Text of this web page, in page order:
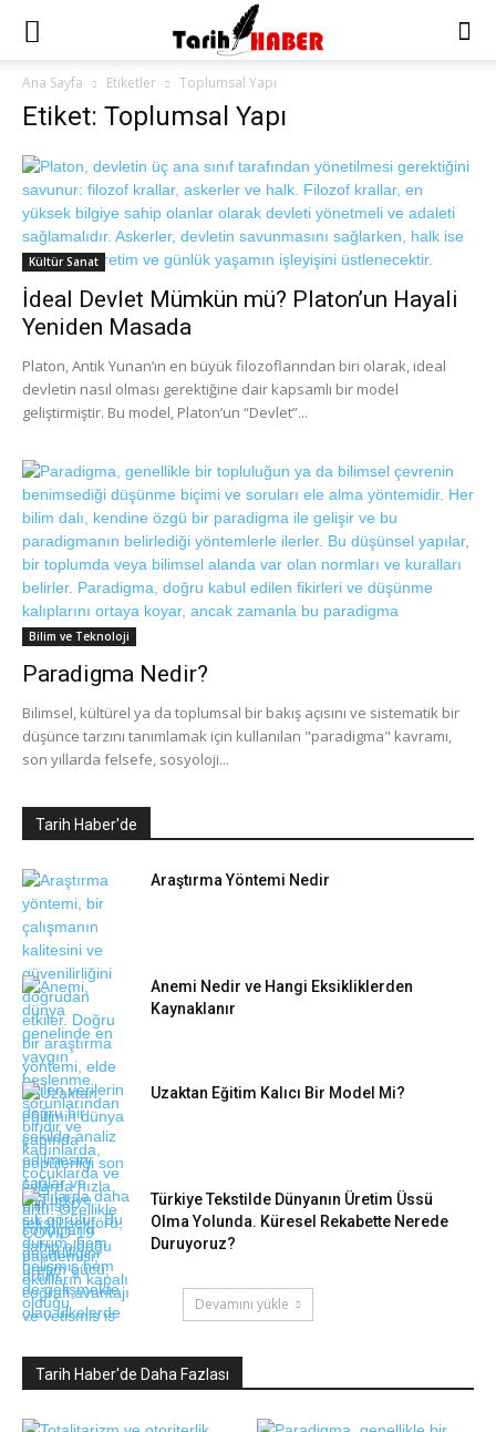
Ana Sayfa Etiketler Toplumsal Yapı
Etiket: Toplumsal Yapı
Kültür Sanat
İdeal Devlet Mümkün mü? Platon’un Hayali
Yeniden Masada
Platon, Antik Yunan’ın en büyük filozoflarından biri olarak, ideal
devletin nasıl olması gerektiğine dair kapsamlı bir model
geliştirmiştir. Bu model, Platon’un “Devlet”...
Bilim ve Teknoloji
Paradigma Nedir?
Bilimsel, kültürel ya da toplumsal bir bakış açısını ve sistematik bir
düşünce tarzını tanımlamak için kullanılan "paradigma" kavramı,
son yıllarda felsefe, sosyoloji...
Tarih Haber'de
Araştırma Yöntemi Nedir
Anemi Nedir ve Hangi Eksikliklerden
Kaynaklanır
Uzaktan Eğitim Kalıcı Bir Model Mi?
Türkiye Tekstilde Dünyanın Üretim Üssü
Olma Yolunda. Küresel Rekabette Nerede
Duruyoruz?
Devamını yükle
Tarih Haber'de Daha Fazlası